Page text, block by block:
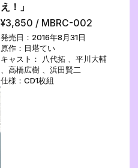
え！」
¥3,850 / MBRC-002
発売日：2016年8月31日
原作：日塔てい
キャスト： 八代拓 、平川大輔
、高橋広樹 、浜田賢二
仕様：CD1枚組